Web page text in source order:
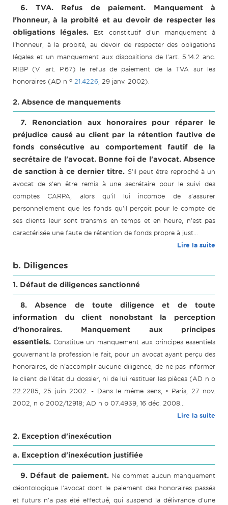
6. TVA. Refus de paiement. Manquement à
l'honneur, à la probité et au devoir de respecter les
obligations légales.
Est constitutif d'un manquement à
l'honneur, à la probité, au devoir de respecter des obligations
légales et un manquement aux dispositions de l'art. 5.14.2 anc.
RIBP (V. art. P.67) le refus de paiement de la TVA sur les
honoraires (AD n o 21.4226, 29 janv. 2002).
2. Absence de manquements
7. Renonciation aux honoraires pour réparer le
préjudice causé au client par la rétention fautive de
fonds consécutive au comportement fautif de la
secrétaire de l'avocat. Bonne foi de l'avocat. Absence
de sanction à ce dernier titre. S'il peut être reproché à un
avocat de s'en être remis à une secrétaire pour le suivi des
comptes CARPA, alors qu'il lui incombe de s'assurer
personnellement que les fonds qu'il perçoit pour le compte de
ses clients leur sont transmis en temps et en heure, n'est pas
caractérisée une faute de rétention de fonds propre à just...
Lire la suite
b. Diligences
1. Défaut de diligences sanctionné
8. Absence de toute diligence et de toute
information du client nonobstant la perception
d'honoraires. Manquement aux principes
essentiels. Constitue un manquement aux principes essentiels
gouvernant la profession le fait, pour un avocat ayant perçu des
honoraires, de n'accomplir aucune diligence, de ne pas informer
le client de l'état du dossier, ni de lui restituer les pièces (AD n o
22.2285, 25 juin 2002. - Dans le même sens, • Paris, 27 nov.
2002, n o 2002/12918; AD n o 07.4939, 16 déc. 2008...
Lire la suite
2. Exception d'inexécution
a. Exception d'inexécution justifiée
9. Défaut de paiement. Ne commet aucun manquement
déontologique l'avocat dont le paiement des honoraires passés
et futurs n'a pas été effectué, qui suspend la délivrance d'une